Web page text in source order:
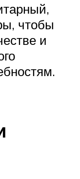
чтобы
и